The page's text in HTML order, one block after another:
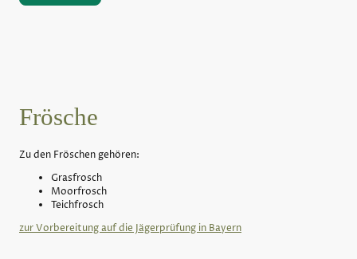
Frösche
Zu den Fröschen gehören:
Grasfrosch
Moorfrosch
Teichfrosch
zur Vorbereitung auf die Jägerprüfung in Bayern